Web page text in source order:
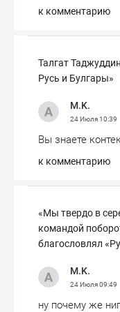
к комментарию
Талгат
Русь и Булгары»
M.K.
24 Июля10:39
Вы знаете
к комментарию
«Мы твердо в
командой
благословлял
M.K.
24 Июля09:49
ну почему же